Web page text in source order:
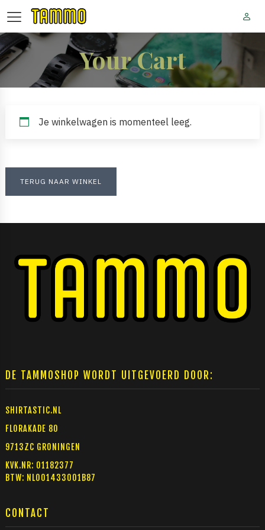
Your Cart
Je winkelwagen is momenteel leeg.
TERUG NAAR WINKEL
DE TAMMOSHOP WORDT UITGEVOERD DOOR:
SHIRTASTIC.NL
FLORAKADE 80
9713ZC GRONINGEN
KVK.NR: 01182377
BTW: NL001433001B87
CONTACT